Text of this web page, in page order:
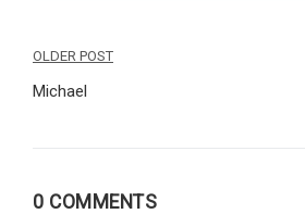
Navegación
de
OLDER POST
Michael
0 COMMENTS